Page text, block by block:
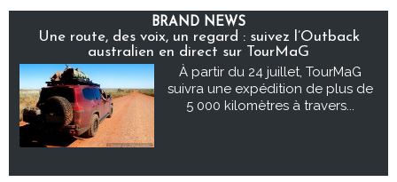
BRAND NEWS
Une route, des voix, un regard : suivez l’Outback
australien en direct sur TourMaG
À partir du 24 juillet, TourMaG
suivra une expédition de plus de
5 000 kilomètres à travers...